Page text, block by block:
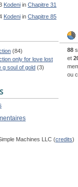
Kodeni in Chapitre 31
Kodeni in Chapitre 85
(84)
only for love lost
g soul of gold (3)
88
et
ou
Machines LLC (credits)